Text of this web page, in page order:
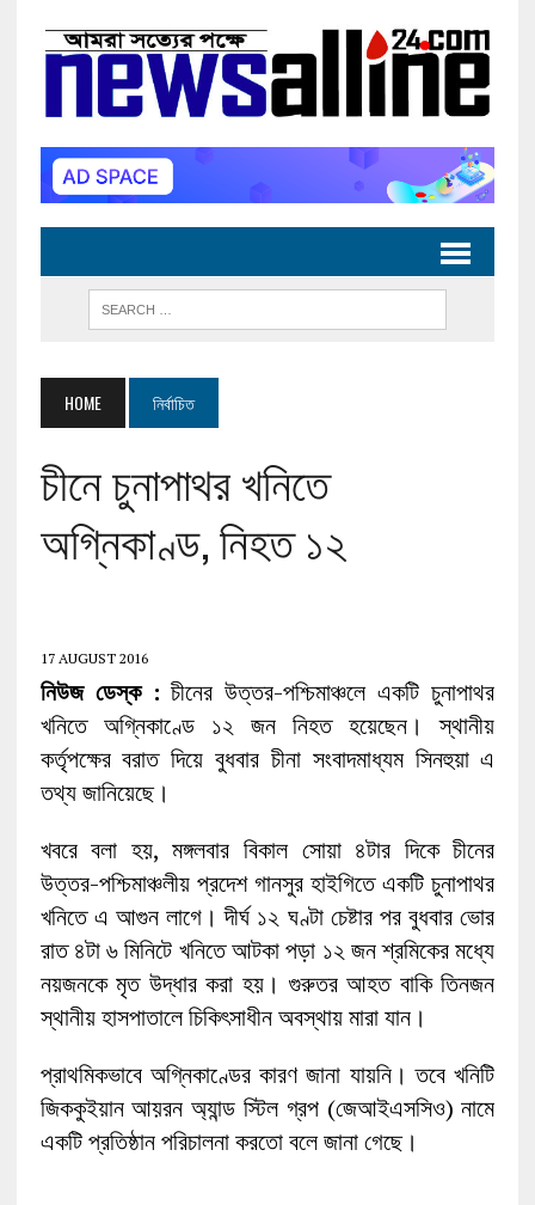
HOME নির্বাচিত
চীনে চুনাপাথর খনিতে
অগ্নিকাণ্ড, নিহত ১২
17 AUGUST 2016
নিউজ ডেস্ক : চীনের উত্তর-পশ্চিমাঞ্চলে একটি চুনাপাথর
খনিতে অগ্নিকাণ্ডে ১২ জন নিহত হয়েছেন। স্থানীয়
কর্তৃপক্ষের বরাত দিয়ে বুধবার চীনা সংবাদমাধ্যম সিনহুয়া এ
তথ্য জানিয়েছে।
খবরে বলা হয়, মঙ্গলবার বিকাল সোয়া ৪টার দিকে চীনের
উত্তর-পশ্চিমাঞ্চলীয় প্রদেশ গানসুর হাইগিতে একটি চুনাপাথর
খনিতে এ আগুন লাগে। দীর্ঘ ১২ ঘণ্টা চেষ্টার পর বুধবার ভোর
রাত ৪টা ৬ মিনিটে খনিতে আটকা পড়া ১২ জন শ্রমিকের মধ্যে
নয়জনকে মৃত উদ্ধার করা হয়। গুরুতর আহত বাকি তিনজন
স্থানীয় হাসপাতালে চিকিৎসাধীন অবস্থায় মারা যান।
প্রাথমিকভাবে অগ্নিকাণ্ডের কারণ জানা যায়নি। তবে খনিটি
জিককুইয়ান আয়রন অ্যান্ড স্টিল গ্রপ (জেআইএসসিও) নামে
একটি প্রতিষ্ঠান পরিচালনা করতো বলে জানা গেছে।